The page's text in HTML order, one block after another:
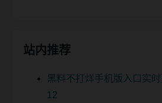
站内推荐
黑料不打烊手机版入口实
12